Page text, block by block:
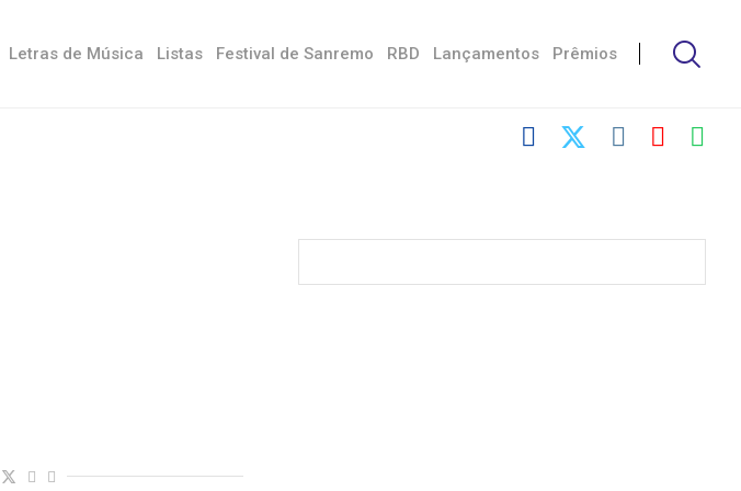
Letras de Música Listas Festival de Sanremo RBD Lançamentos Prêmios